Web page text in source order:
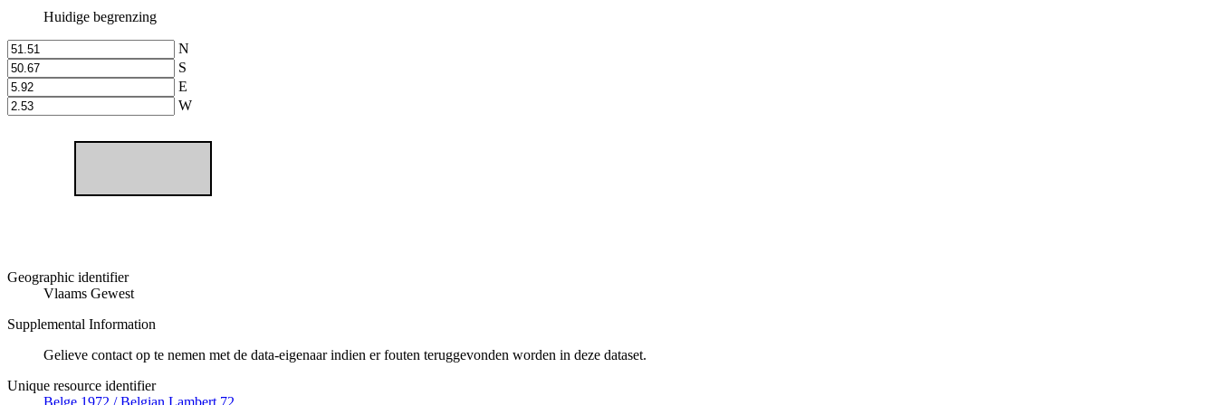
Huidige begrenzing
N
S
E
W
Geographic identifier
Vlaams Gewest
Supplemental Information
Gelieve contact op te nemen met de data-eigenaar indien er fouten teruggevonden worden in deze dataset.
Unique resource identifier
Belge 1972 / Belgian Lambert 72